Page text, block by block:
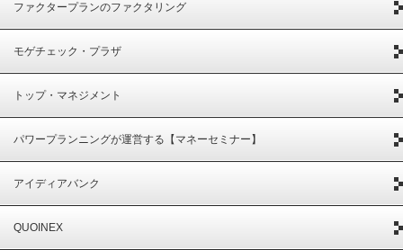
ファクタープランのファクタリング
モゲチェック・プラザ
トップ・マネジメント
パワープランニングが運営する【マネーセミナー】
アイディアバンク
QUOINEX